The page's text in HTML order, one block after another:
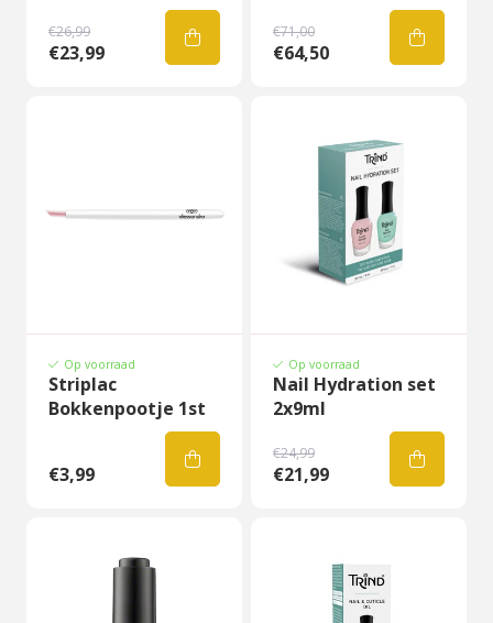
€26,99
€23,99
€71,00
€64,50
Op voorraad
Striplac
Bokkenpootje 1st
€3,99
Op voorraad
Nail Hydration set
2x9ml
€24,99
€21,99